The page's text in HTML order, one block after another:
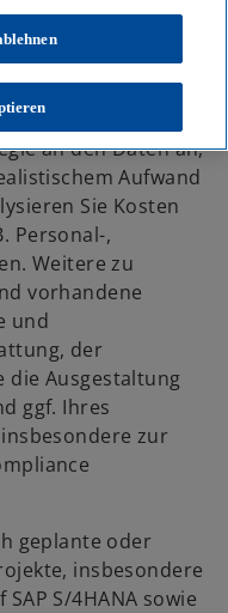
um
einer auf
Lösung.
Rolle. Setzen Sie
an den Daten an,
Aufwand
Sie Kosten
Personal-,
Weitere zu
vorhandene
und
der
die Ausgestaltung
ggf. Ihres
zur
geplante oder
insbesondere
S/4HANA sowie